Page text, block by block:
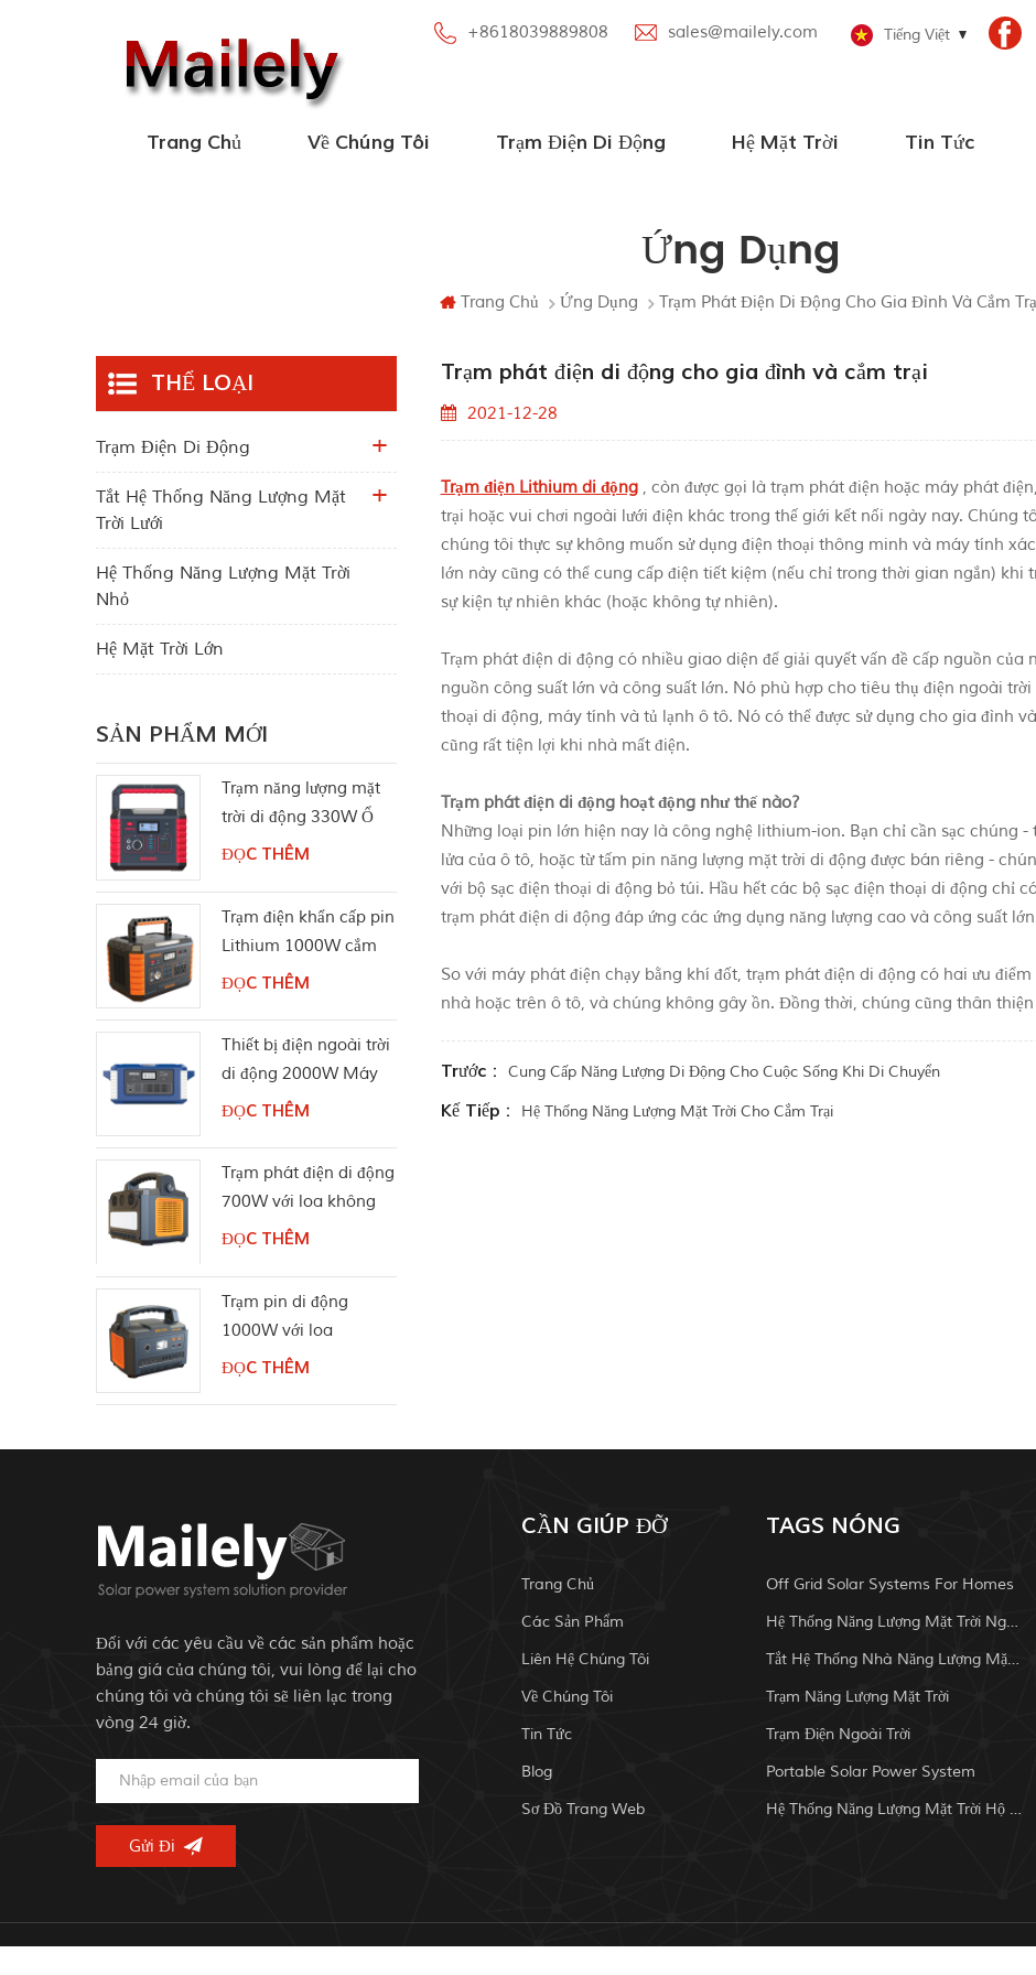
+8618039889808 sales@mailely.com Tiếng Việt
Trang Chủ Về Chúng Tôi Trạm Điện Di Động Hệ Mặt Trời Tin Tức
Ứng Dụng
Trang Chủ Ứng Dụng Trạm Phát Điện Di Động Cho Gia Đình Và Cắm
Trạm phát điện di động cho gia đình và cắm trại
2021-12-28
Trạm điện Lithium di động, còn được gọi là trạm phát điện hoặc máy phát
trại hoặc vui chơi ngoài lưới điện khác trong thế giới kết nối ngày nay. Chúng
chúng tôi thực sự không muốn sử dụng điện thoại thông minh và máy tính
lớn này cũng có thể cung cấp điện tiết kiệm (nếu chỉ trong thời gian ngắn)
sự kiện tự nhiên khác (hoặc không tự nhiên).
Trạm phát điện di động có nhiều giao diện để giải quyết vấn đề cấp nguồn
nguồn công suất lớn và công suất lớn. Nó phù hợp cho tiêu thụ điện ngoài
thoại di động, máy tính và tủ lạnh ô tô. Nó có thể được sử dụng cho gia đình
cũng rất tiện lợi khi nhà mất điện.
Trạm phát điện di động hoạt động như thế nào?
Những loại pin lớn hiện nay là công nghệ lithium-ion. Bạn chỉ cần sạc chúng
lửa của ô tô, hoặc từ tấm pin năng lượng mặt trời di động được bán riêng -
với bộ sạc điện thoại di động bỏ túi. Hầu hết các bộ sạc điện thoại di động chỉ
trạm phát điện di động đáp ứng các ứng dụng năng lượng cao và công suất
So với máy phát điện chạy bằng khí đốt, trạm phát điện di động có hai ưu
nhà hoặc trên ô tô, và chúng không gây ồn. Đồng thời, chúng cũng thân
Trước : Cung Cấp Năng Lượng Di Động Cho Cuộc Sống Khi Di Chuyển
Kế Tiếp : Hệ Thống Năng Lượng Mặt Trời Cho Cắm Trại
THỂ LOẠI
Trạm Điện Di Động
Tắt Hệ Thống Năng Lượng Mặt
Trời Lưới
Hệ Thống Năng Lượng Mặt Trời
Nhỏ
Hệ Mặt Trời Lớn
SẢN PHẨM MỚI
Trạm năng lượng mặt
trời di động 330W Ổ
cắm điện AC Pure Sine
ĐỌC THÊM
Trạm điện khẩn cấp pin
Lithium 1000W cắm
trại
ĐỌC THÊM
Thiết bị điện ngoài trời
di động 2000W Máy
phát điện năng lượng
ĐỌC THÊM
Trạm phát điện di động
700W với loa không
dây Bluetooth
ĐỌC THÊM
Trạm pin di động
1000W với loa
Bluetooth
ĐỌC THÊM
Đối với các yêu cầu về các sản phẩm hoặc
bảng giá của chúng tôi, vui lòng để lại cho
chúng tôi và chúng tôi sẽ liên lạc trong
vòng 24 giờ.
CẦN GIÚP ĐỠ
Trang Chủ
Các Sản Phẩm
Liên Hệ Chúng Tôi
Về Chúng Tôi
Tin Tức
Blog
Sơ Đồ Trang Web
TAGS NÓNG
Off Grid Solar Systems For Homes
Hệ Thống Năng Lượng Mặt Trời Ngoài Trời
Tắt Hệ Thống Nhà Năng Lượng Mặt Trời
Trạm Năng Lượng Mặt Trời
Trạm Điện Ngoài Trời
Portable Solar Power System
Hệ Thống Năng Lượng Mặt Trời Hộ Gia Đình